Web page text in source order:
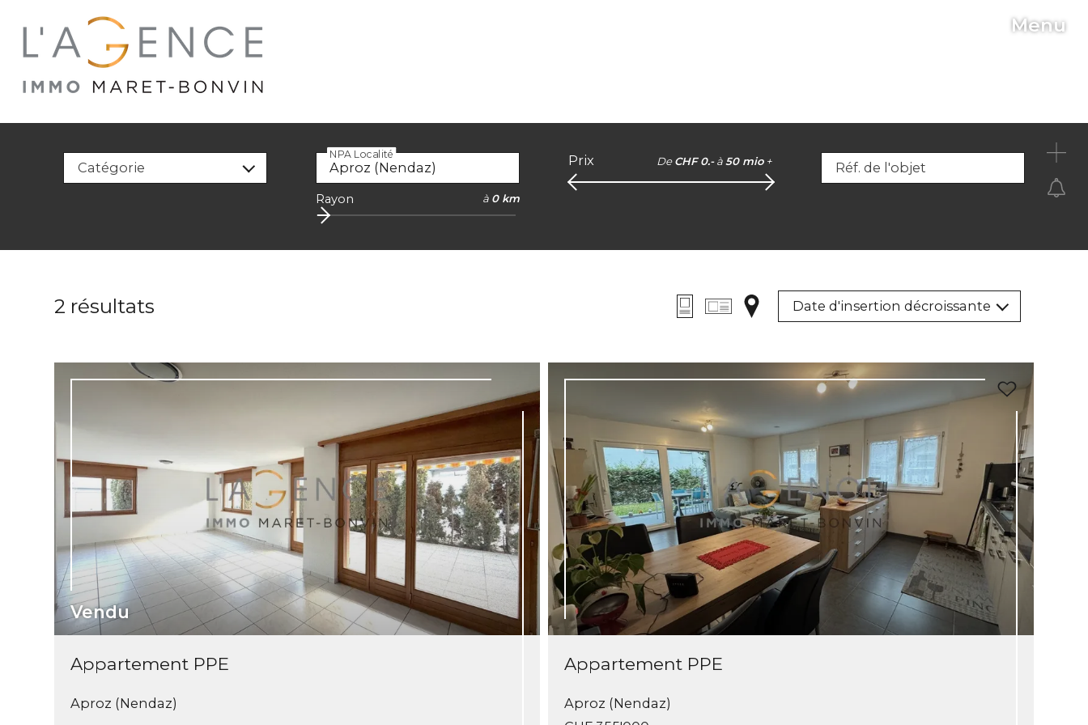
Menu
Catégorie
NPA Localité
Rayon à 0 km
Prix De CHF 0.- à50 mio + Réf. de l'objet
2 résultats Date d'insertion décroissante
Vendu
Appartement PPE
Aproz (Nendaz)
Appartement PPE
Aproz (Nendaz)